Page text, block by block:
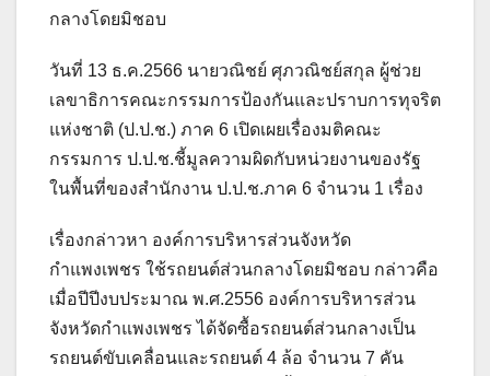
กลางโดยมิชอบ
วันที่ 13 ธ.ค.2566 นายวณิชย์ ศุภวณิชย์สกุล ผู้ช่วย
เลขาธิการคณะกรรมการป้องกันและปราบการทุจริต
แห่งชาติ (ป.ป.ช.) ภาค 6 เปิดเผยเรื่องมติคณะ
กรรมการ ป.ป.ช.ชี้มูลความผิดกับหน่วยงานของรัฐ
ในพื้นที่ของสำนักงาน ป.ป.ช.ภาค 6 จำนวน 1 เรื่อง
เรื่องกล่าวหา องค์การบริหารส่วนจังหวัด
กำแพงเพชร ใช้รถยนต์ส่วนกลางโดยมิชอบ กล่าวคือ
เมื่อปีปีงบประมาณ พ.ศ.2556 องค์การบริหารส่วน
จังหวัดกำแพงเพชร ได้จัดซื้อรถยนต์ส่วนกลางเป็น
รถยนต์ขับเคลื่อนและรถยนต์ 4 ล้อ จำนวน 7 คัน